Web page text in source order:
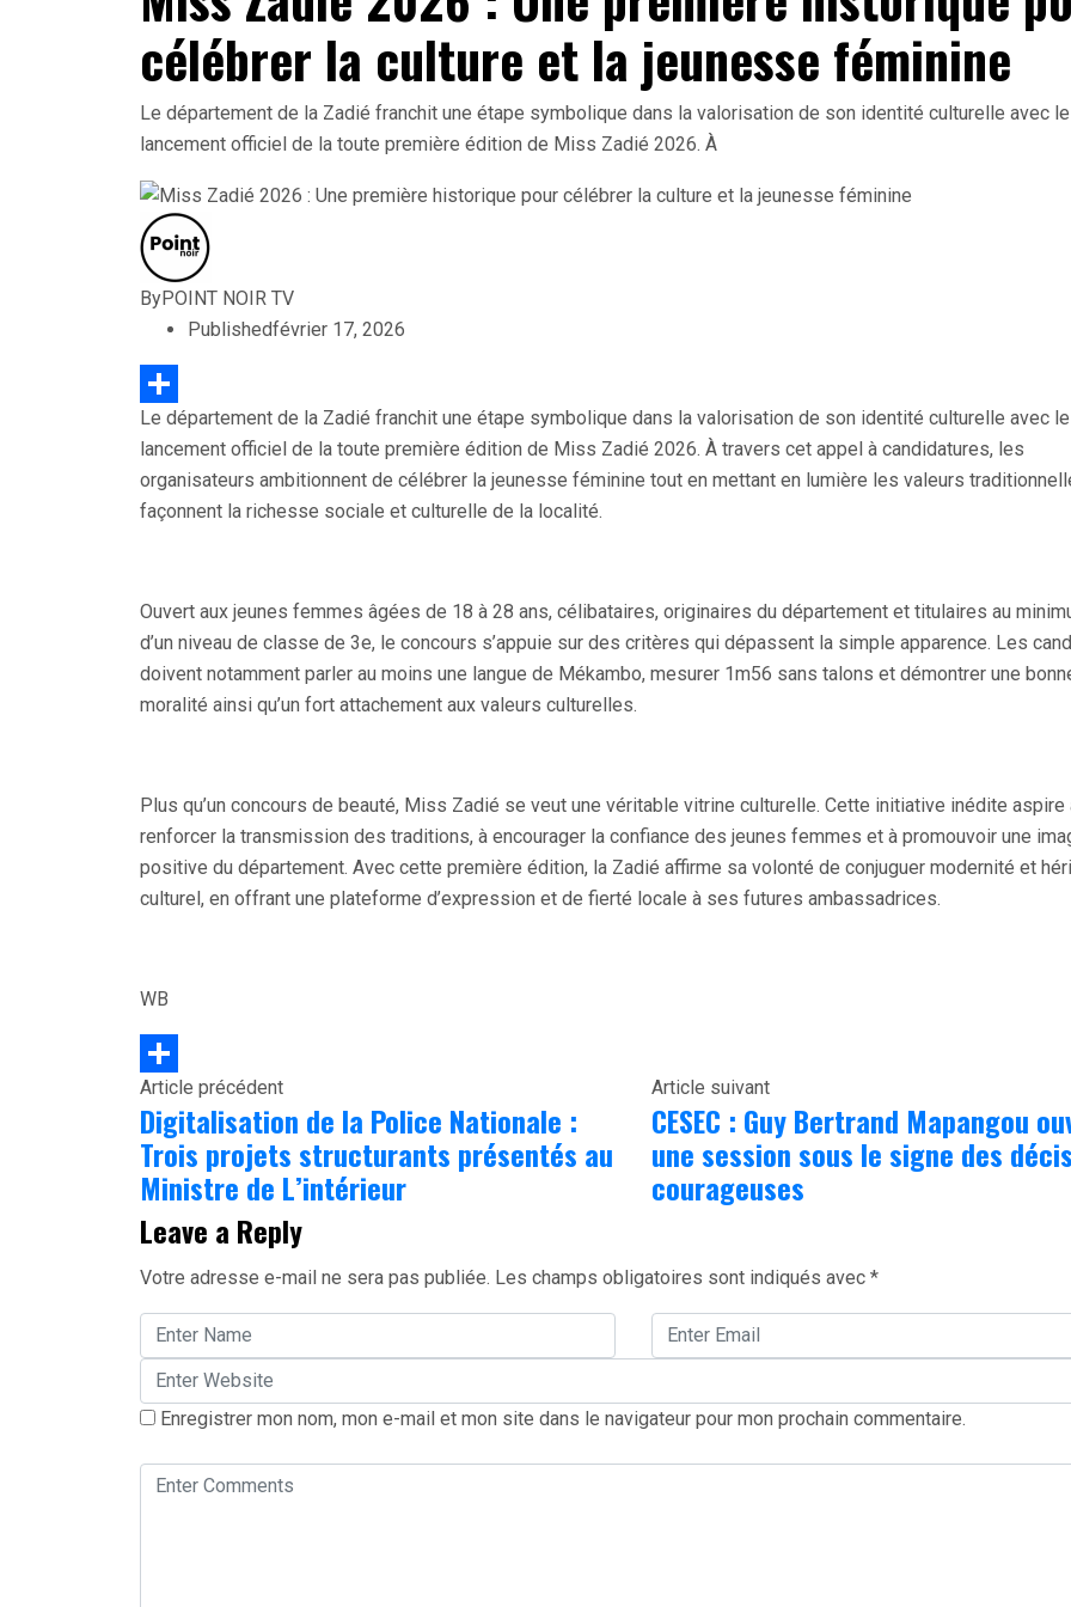
célébrer la culture et la jeunesse féminine
Le département de la Zadié franchit une étape symbolique dans la valorisation de son identité culturelle avec le
lancement officiel de la toute première édition de Miss Zadié 2026. À
ByPOINT NOIR TV
Publishedfévrier 17, 2026
Partager
Le département de la Zadié franchit une étape symbolique dans la valorisation de son identité culturelle avec le
lancement officiel de la toute première édition de Miss Zadié 2026. À travers cet appel à candidatures, les
organisateurs ambitionnent de célébrer la jeunesse féminine tout en mettant en lumière les valeurs
façonnent la richesse sociale et culturelle de la localité.
Ouvert aux jeunes femmes âgées de 18 à 28 ans, célibataires, originaires du département et titulaires au
d’un niveau de classe de 3e, le concours s’appuie sur des critères qui dépassent la simple apparence. Les
doivent notamment parler au moins une langue de Mékambo, mesurer 1m56 sans talons et démontrer une
moralité ainsi qu’un fort attachement aux valeurs culturelles.
Plus qu’un concours de beauté, Miss Zadié se veut une véritable vitrine culturelle. Cette initiative inédite aspire
renforcer la transmission des traditions, à encourager la confiance des jeunes femmes et à promouvoir une
positive du département. Avec cette première édition, la Zadié affirme sa volonté de conjuguer modernité et
culturel, en offrant une plateforme d’expression et de fierté locale à ses futures ambassadrices.
WB
Partager
Article précédent
Digitalisation de la Police Nationale :
Trois projets structurants présentés au
Ministre de L’intérieur
Article suivant
CESEC : Guy Bertrand Mapangou
une session sous le signe des
courageuses
Leave a Reply
Votre adresse e-mail ne sera pas publiée. Les champs obligatoires sont indiqués avec *
Enregistrer mon nom, mon e-mail et mon site dans le navigateur pour mon prochain commentaire.